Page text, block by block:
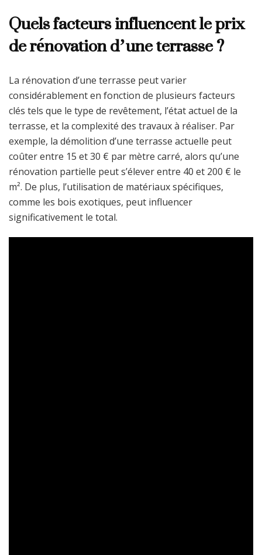
Quels facteurs influencent le prix
de rénovation d’une terrasse ?
La rénovation d’une terrasse peut varier
considérablement en fonction de plusieurs facteurs
clés tels que le type de revêtement, l’état actuel de la
terrasse, et la complexité des travaux à réaliser. Par
exemple, la démolition d’une terrasse actuelle peut
coûter entre 15 et 30 € par mètre carré, alors qu’une
rénovation partielle peut s’élever entre 40 et 200 € le
m². De plus, l’utilisation de matériaux spécifiques,
comme les bois exotiques, peut influencer
significativement le total.